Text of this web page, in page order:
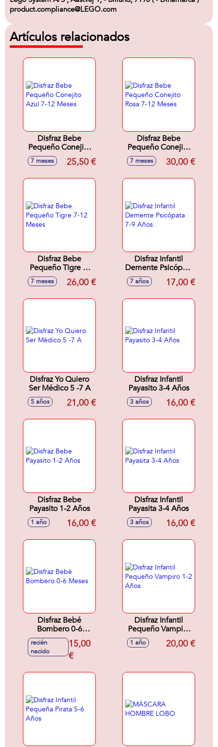
product.compliance@LEGO.com
Artículos relacionados
Disfraz Bebe
Pequeño Conejito
Azul 7-12 Meses
7 meses 25,50 €
Disfraz Bebe
Pequeño Conejito
Rosa 7-12 Meses
7 meses 30,00 €
Disfraz Bebe
Pequeño Tigre 7-
12 Meses
7 meses 26,00 €
Disfraz Infantil
Demente Psicópata
7-9 Años
7 años 17,00 €
Disfraz Yo Quiero
Ser Médico 5 -7 A
5 años 21,00 €
Disfraz Infantil
Payasito 3-4 Años
3 años 16,00 €
Disfraz Bebe
Payasito 1-2 Años
1 año 16,00 €
Disfraz Infantil
Payasita 3-4 Años
3 años 16,00 €
Disfraz Bebé
Bombero 0-6
Meses
recién
nacido
15,00
€
Disfraz Infantil
Pequeño Vampiro
1-2 Años
1 año 20,00 €